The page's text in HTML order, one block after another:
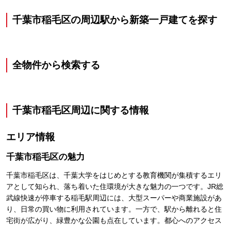
千葉市稲毛区の周辺駅から新築一戸建てを探す
全物件から検索する
千葉市稲毛区周辺に関する情報
エリア情報
千葉市稲毛区の魅力
千葉市稲毛区は、千葉大学をはじめとする教育機関が集積するエリ
アとして知られ、落ち着いた住環境が大きな魅力の一つです。JR総
武線快速が停車する稲毛駅周辺には、大型スーパーや商業施設があ
り、日常の買い物に利用されています。一方で、駅から離れると住
宅街が広がり、緑豊かな公園も点在しています。都心へのアクセス